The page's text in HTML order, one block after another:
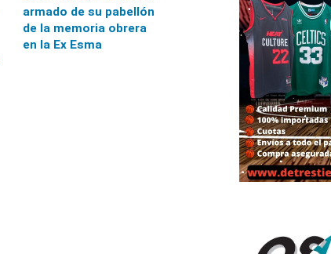
armado de su pabellón
de la memoria obrera
en la Ex Esma